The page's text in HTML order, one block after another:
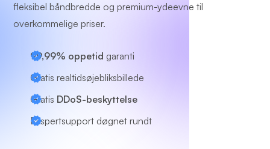
fleksibel båndbredde og premium-ydeevne til
overkommelige priser.
99,99% oppetid garanti
Gratis realtidsøjebliksbillede
Gratis DDoS-beskyttelse
Ekspertsupport døgnet rundt